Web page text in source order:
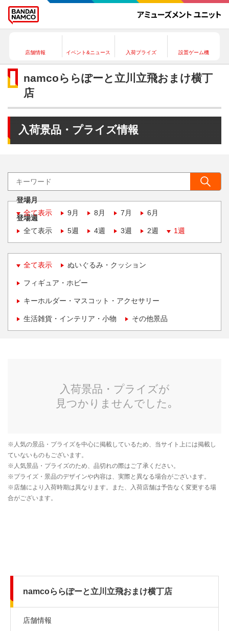
店舗情報 イベント&ニュース 入荷プライズ 設置ゲーム機
namcoららぽーと立川立飛おまけ横丁
店
入荷景品・プライズ情報
登場月
全て表示
9月 8月 7月 6月
登場週
全て表示
5週 4週 3週 2週 1週
全て表示 ぬいぐるみ・クッション
フィギュア・ホビー
キーホルダー・マスコット・アクセサリー
生活雑貨・インテリア・小物 その他景品
namcoららぽーと立川立飛おまけ横丁店
店舗情報